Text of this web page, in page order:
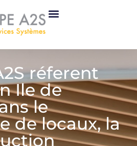
réferent
Ile de
le
de locaux, la